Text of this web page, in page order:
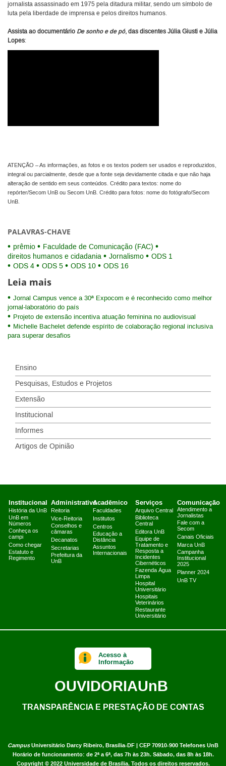
jornalista assassinado em 1975 pela ditadura militar, sendo um símbolo de
luta pela liberdade de imprensa e pelos direitos humanos.
Assista ao documentário De sonho e de pó, das discentes Júlia Giusti e Júlia
Lopes:
ATENÇÃO – As informações, as fotos e os textos podem ser usados e reproduzidos,
integral ou parcialmente, desde que a fonte seja devidamente citada e que não haja
alteração de sentido em seus conteúdos. Crédito para textos: nome do
repórter/Secom UnB ou Secom UnB. Crédito para fotos: nome do fotógrafo/Secom
UnB.
PALAVRAS-CHAVE
prêmio
Faculdade de Comunicação (FAC)
direitos humanos e cidadania
Jornalismo
ODS 1
ODS 4
ODS 5 ODS 10 ODS 16
Leia mais
Jornal Campus vence a 30ª Expocom e é reconhecido como melhor
jornal-laboratório do país
Projeto de extensão incentiva atuação feminina no audiovisual
Michelle Bachelet defende espírito de colaboração regional inclusiva
para superar desafios
Ensino
Pesquisas, Estudos e Projetos
Extensão
Institucional
Informes
Artigos de Opinião
Institucional
História da UnB
UnB em
Números
Conheça os
campi
Como chegar
Estatuto e
Regimento
Administrativo
Reitoria
Vice-Reitoria
Conselhos e
câmaras
Decanatos
Secretarias
Prefeitura da
UnB
Acadêmico
Faculdades
Institutos
Centros
Educação a
Distância
Assuntos
Internacionais
Serviços
Arquivo Central
Biblioteca
Central
Editora UnB
Equipe de
Tratamento e
Resposta a
Incidentes
Cibernéticos
Fazenda Água
Limpa
Hospital
Universitário
Hospitais
Veterinários
Restaurante
Universitário
Comunicação
Atendimento a
Jornalistas
Fale com a
Secom
Canais Oficiais
Marca UnB
Campanha
Institucional
2025
Planner 2024
UnB TV
CampusUniversitário Darcy Ribeiro, Brasília-DF | CEP 70910-900 Telefones UnB
Horário de funcionamento: de 2ª a 6ª, das 7h às 23h. Sábado, das 8h às 18h.
Copyright © 2022 Universidade de Brasília. Todos os direitos reservados.
Acesso à
Informação
OUVIDORIAUnB
TRANSPARÊNCIA E PRESTAÇÃO DE CONTAS